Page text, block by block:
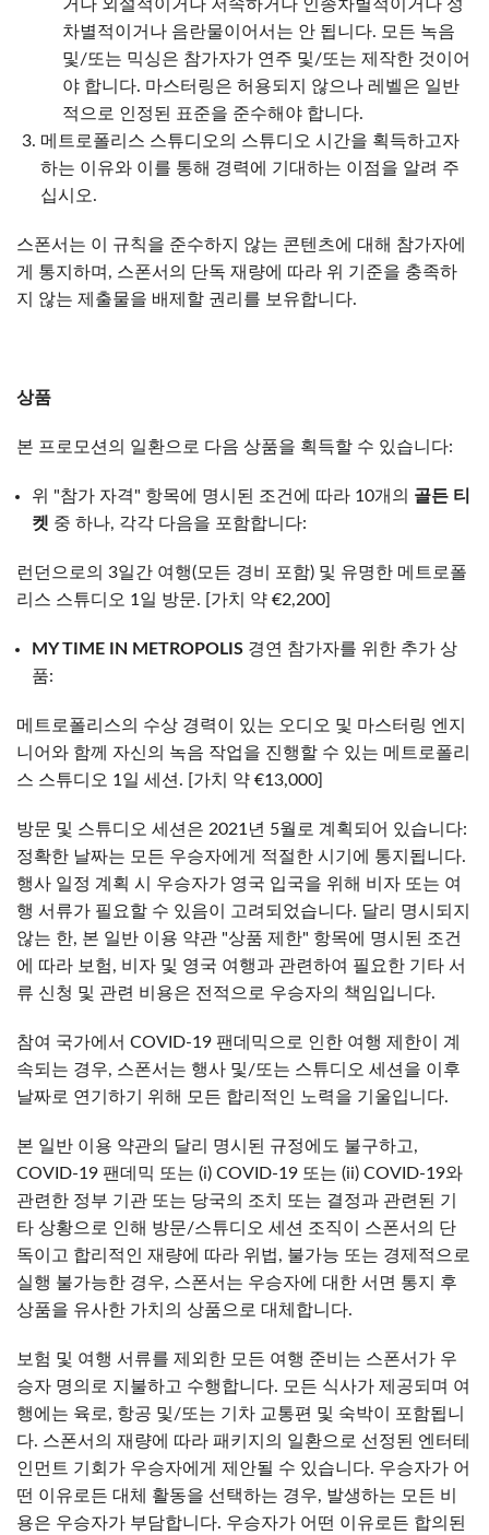
거나 외설적이거나 저속하거나 인종차별적이거나 성
차별적이거나 음란물이어서는 안 됩니다. 모든 녹음
및/또는 믹싱은 참가자가 연주 및/또는 제작한 것이어
야 합니다. 마스터링은 허용되지 않으나 레벨은 일반
적으로 인정된 표준을 준수해야 합니다.
메트로폴리스 스튜디오의 스튜디오 시간을 획득하고자
하는 이유와 이를 통해 경력에 기대하는 이점을 알려 주
십시오.
스폰서는 이 규칙을 준수하지 않는 콘텐츠에 대해 참가자에
게 통지하며, 스폰서의 단독 재량에 따라 위 기준을 충족하
지 않는 제출물을 배제할 권리를 보유합니다.
상품
본 프로모션의 일환으로 다음 상품을 획득할 수 있습니다:
위 "참가 자격" 항목에 명시된 조건에 따라 10개의 골든 티
켓 중 하나, 각각 다음을 포함합니다:
런던으로의 3일간 여행(모든 경비 포함) 및 유명한 메트로폴
리스 스튜디오 1일 방문. [가치 약 €2,200]
MY TIME IN METROPOLIS 경연 참가자를 위한 추가 상
품:
메트로폴리스의 수상 경력이 있는 오디오 및 마스터링 엔지
니어와 함께 자신의 녹음 작업을 진행할 수 있는 메트로폴리
스 스튜디오 1일 세션. [가치 약 €13,000]
방문 및 스튜디오 세션은 2021년 5월로 계획되어 있습니다:
정확한 날짜는 모든 우승자에게 적절한 시기에 통지됩니다.
행사 일정 계획 시 우승자가 영국 입국을 위해 비자 또는 여
행 서류가 필요할 수 있음이 고려되었습니다. 달리 명시되지
않는 한, 본 일반 이용 약관 "상품 제한" 항목에 명시된 조건
에 따라 보험, 비자 및 영국 여행과 관련하여 필요한 기타 서
류 신청 및 관련 비용은 전적으로 우승자의 책임입니다.
참여 국가에서 COVID-19 팬데믹으로 인한 여행 제한이 계
속되는 경우, 스폰서는 행사 및/또는 스튜디오 세션을 이후
날짜로 연기하기 위해 모든 합리적인 노력을 기울입니다.
본 일반 이용 약관의 달리 명시된 규정에도 불구하고,
COVID-19 팬데믹 또는 (i) COVID-19 또는 (ii) COVID-19와
관련한 정부 기관 또는 당국의 조치 또는 결정과 관련된 기
타 상황으로 인해 방문/스튜디오 세션 조직이 스폰서의 단
독이고 합리적인 재량에 따라 위법, 불가능 또는 경제적으로
실행 불가능한 경우, 스폰서는 우승자에 대한 서면 통지 후
상품을 유사한 가치의 상품으로 대체합니다.
보험 및 여행 서류를 제외한 모든 여행 준비는 스폰서가 우
승자 명의로 지불하고 수행합니다. 모든 식사가 제공되며 여
행에는 육로, 항공 및/또는 기차 교통편 및 숙박이 포함됩니
다. 스폰서의 재량에 따라 패키지의 일환으로 선정된 엔터테
인먼트 기회가 우승자에게 제안될 수 있습니다. 우승자가 어
떤 이유로든 대체 활동을 선택하는 경우, 발생하는 모든 비
용은 우승자가 부담합니다. 우승자가 어떤 이유로든 합의된